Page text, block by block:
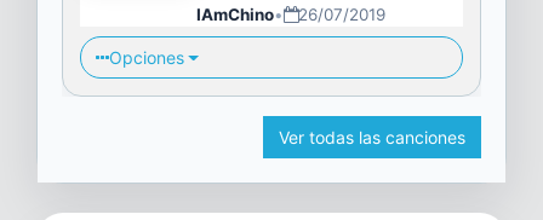
IAmChino• 26/07/2019
Opciones
Ver todas las canciones